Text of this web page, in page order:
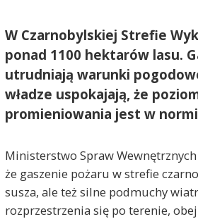
W Czarnobylskiej Strefie
ponad 1100 hektarów lasu.
utrudniają warunki
władze uspokajają, że
promieniowania jest w
Ministerstwo Spraw
że gaszenie pożaru w strefie
susza, ale też silne podmuchy
rozprzestrzenia się po terenie,